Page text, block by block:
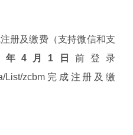
册及缴费（支持微信和支
年4月1日 前登录
List/zcbm 完成注册及缴